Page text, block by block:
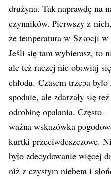
drużyna. Tak naprawdę na
czynników. Pierwszy z
że temperatura w Szkocji
Jeśli się tam wybierasz, to
ale też raczej nie obawiaj
chłodu. Czasem trzeba
spodnie, ale zdarzały się
odrobinę opalania. Często
ważna wskazówka
kurtki przeciwdeszczowe.
było zdecydowanie więcej
niż z czystym niebem i